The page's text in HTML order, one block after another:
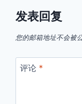
发表回复
您的邮箱地址不会被公
评论 *